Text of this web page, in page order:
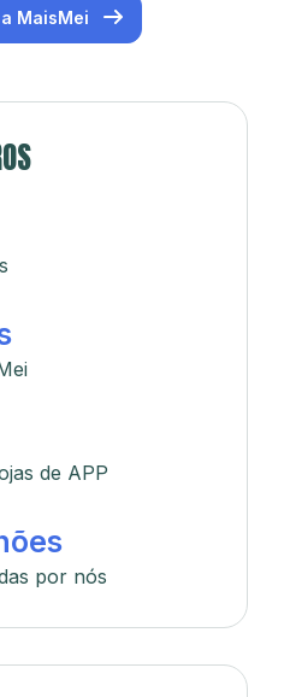
MaisMei
de APP
por nós